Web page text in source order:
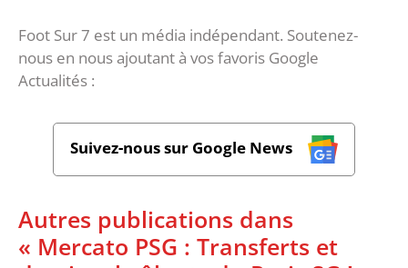
Foot Sur 7 est un média indépendant. Soutenez-
nous en nous ajoutant à vos favoris Google
Actualités :
Suivez-nous sur Google News
Autres publications dans
« Mercato PSG : Transferts et